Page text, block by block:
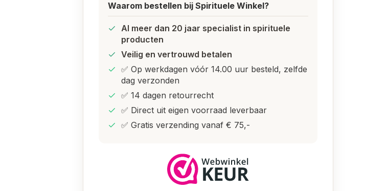
Waarom bestellen bij Spirituele Winkel?
Al meer dan 20 jaar specialist in spirituele
producten
Veilig en vertrouwd betalen
✅ Op werkdagen vóór 14.00 uur besteld, zelfde
dag verzonden
✅ 14 dagen retourrecht
✅ Direct uit eigen voorraad leverbaar
✅ Gratis verzending vanaf € 75,-